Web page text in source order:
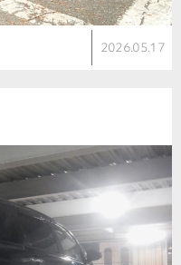
2026.05.17